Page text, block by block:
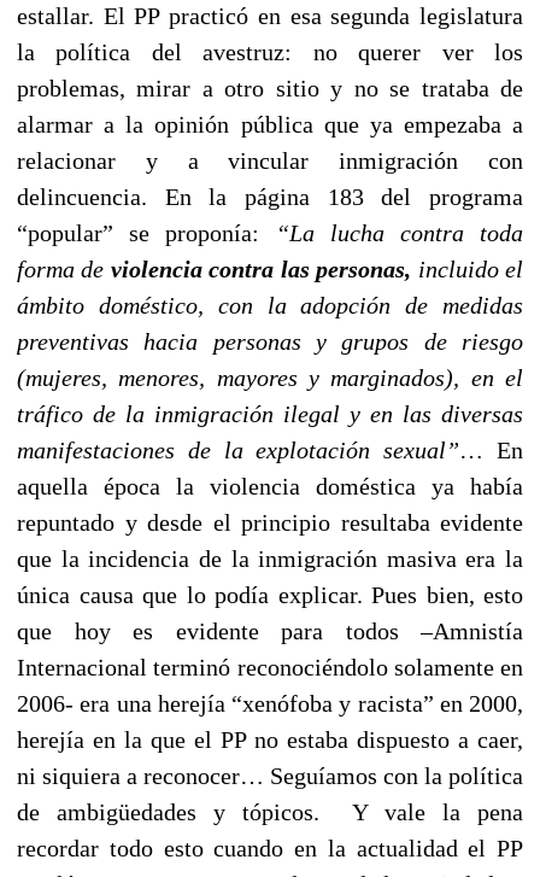
estallar. El PP practicó en esa segunda legislatura
la política del avestruz: no querer ver los
problemas, mirar a otro sitio y no se trataba de
alarmar a la opinión pública que ya empezaba a
relacionar y a vincular inmigración con
delincuencia. En la página 183 del programa
“popular” se proponía:
“La lucha contra toda
forma de violencia contra las personas, incluido el
ámbito doméstico, con la adopción de medidas
preventivas hacia personas y grupos de riesgo
(mujeres, menores, mayores y marginados), en el
tráfico de la inmigración ilegal y en las diversas
manifestaciones de la explotación sexual”… En
aquella época la violencia doméstica ya había
repuntado y desde el principio resultaba evidente
que la incidencia de la inmigración masiva era la
única causa que lo podía explicar. Pues bien, esto
que hoy es evidente para todos –Amnistía
Internacional terminó reconociéndolo solamente en
2006- era una herejía “xenófoba y racista” en 2000,
herejía en la que el PP no estaba dispuesto a caer,
ni siquiera a reconocer… Seguíamos con la política
de ambigüedades y tópicos. Y vale la pena
recordar todo esto cuando en la actualidad el PP